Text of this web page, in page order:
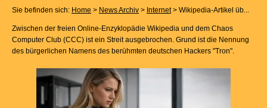
Sie befinden sich: Home > News Archiv > Internet> Wikipedia-Artikel üb...
Zwischen der freien Online-Enzyklopädie Wikipedia und dem Chaos
Computer Club (CCC) ist ein Streit ausgebrochen. Grund ist die Nennung
des bürgerlichen Namens des berühmten deutschen Hackers "Tron".